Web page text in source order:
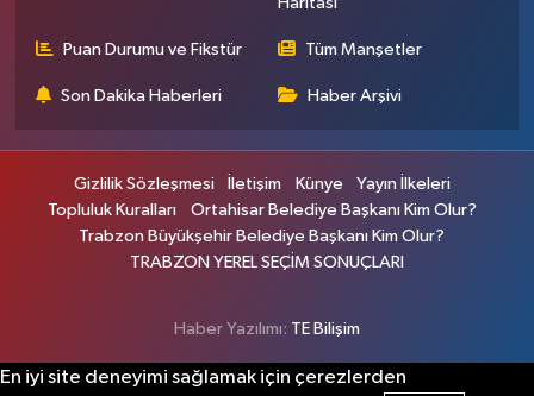
Puan Durumu ve Fikstür Tüm Manşetler
Son Dakika Haberleri Haber Arşivi
Gizlilik Sözleşmesi İletişim Künye
Yayın İlkeleri
Topluluk Kuralları
Ortahisar Belediye Başkanı Kim Olur?
Trabzon Büyükşehir Belediye Başkanı Kim Olur?
TRABZON YEREL SEÇİM SONUÇLARI
Haber Yazılımı: TE Bilişim
En iyi site deneyimi sağlamak için çerezlerden